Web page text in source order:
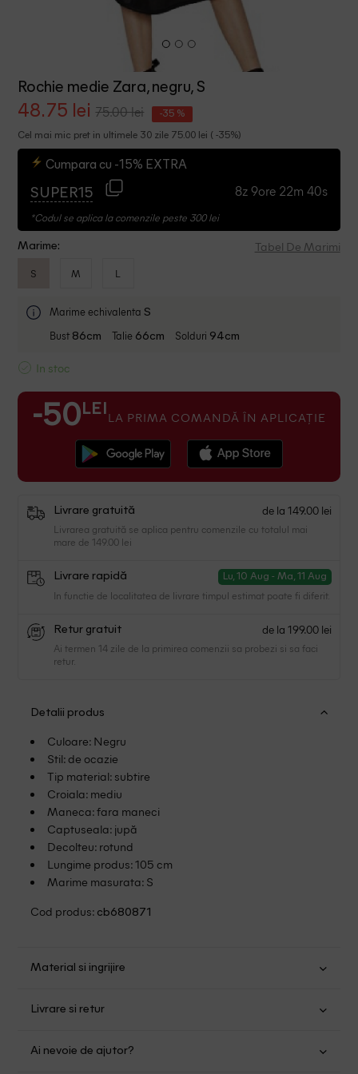
Rochie medie Zara, negru, S
48.75 lei 75.00 lei -35 %
Cel mai mic pret in ultimele 30 zile 75.00 lei ( -35%)
Cumpara cu -15% EXTRA
SUPER15 8z 9ore 22m 39s
*Codul se aplica la comenzile peste 300 lei
Marime: Tabel De Marimi
S M L
Marime echivalenta S
Bust 86cm Talie 66cm Solduri 94cm
In stoc
-50 LEI LA PRIMA COMANDĂ ÎN APLICAȚIE
Livrare gratuită de la 149.00 lei
Livrarea gratuită se aplica pentru comenzile cu totalul mai
mare de 149.00 lei
Livrare rapidă Lu, 10 Aug - Ma, 11 Aug
In functie de localitatea de livrare timpul estimat poate fi diferit.
Retur gratuit de la 199.00 lei
Ai termen 14 zile de la primirea comenzii sa probezi si sa faci
retur.
Detalii produs
Culoare: Negru
Stil: de ocazie
Tip material: subtire
Croiala: mediu
Maneca: fara maneci
Captuseala: jupă
Decolteu: rotund
Lungime produs: 105 cm
Marime masurata: S
Cod produs: cb680871
Material si ingrijire
Nu folositi inalbitor
Nu uscati in uscator
Livrare si retur
mare de 149.00 lei.
Ai nevoie de ajutor?